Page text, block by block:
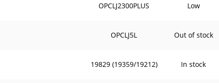
OPCLJ2300PLUS Low
OPCLJ5L Out of stock
19829 (19359/19212) In stock